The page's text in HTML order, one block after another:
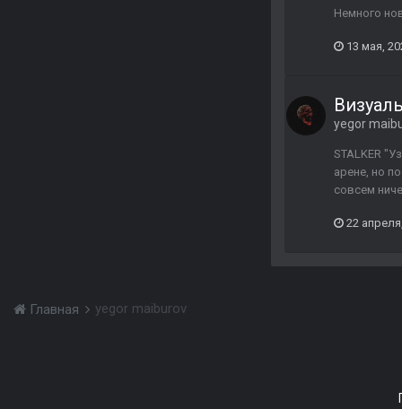
Немного
13 мая,
yegor
STALKER
арене, но
совсем
22
Главная yegor maiburov